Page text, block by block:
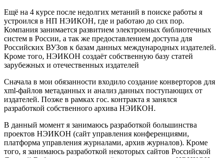
Ещё на 4 курсе после недолгих метаний в поиске работы я
устроился в НП НЭИКОН, где и работаю до сих пор.
Компания занимается развитием электронных библиотечных
систем в России, а так же предоставлением доступа для
Российских ВУЗов к базам данных международных издателей.
Кроме того, НЭИКОН создаёт собственную базу статей
зарубежных и отечественных издателей
Сначала в мои обязанности входило создание конверторов для
xml-файлов метаданных и анализ данных поступающих от
издателей. Позже в рамках гос. контракта я занялся
разработкой собственного архива НЭИКОН.
В данный момент я занимаюсь разработкой большинства
проектов НЭИКОН (сайт управления конференциями,
платформа управления журналами, архив журналов). Кроме
того, я занимаюсь разработкой некоторых сайтов Российской